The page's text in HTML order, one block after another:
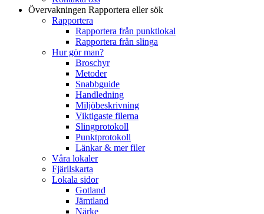
Övervakningen Rapportera eller sök
Rapportera
Rapportera från punktlokal
Rapportera från slinga
Hur gör man?
Broschyr
Metoder
Snabbguide
Handledning
Miljöbeskrivning
Viktigaste filerna
Slingprotokoll
Punktprotokoll
Länkar & mer filer
Våra lokaler
Fjärilskarta
Lokala sidor
Gotland
Jämtland
Närke